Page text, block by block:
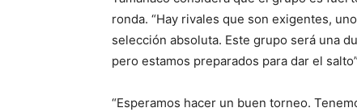
ronda. “Hay rivales que son exigentes,
selección absoluta. Este grupo será una
pero estamos preparados para dar el
“Esperamos hacer un buen torneo.